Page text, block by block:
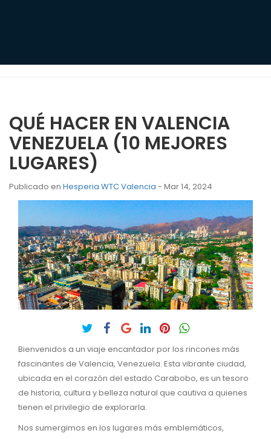
QUÉ HACER EN VALENCIA
VENEZUELA (10 MEJORES
LUGARES)
Publicado en Hesperia WTC Valencia - Mar 14, 2024
Bienvenidos a un viaje encantador por los rincones más
fascinantes de Valencia, Venezuela. Esta vibrante ciudad,
ubicada en el corazón del estado Carabobo, es un tesoro
de historia, cultura y belleza natural que cautiva a quienes
tienen el privilegio de explorarla.
Nos sumergimos en los lugares más emblemáticos,